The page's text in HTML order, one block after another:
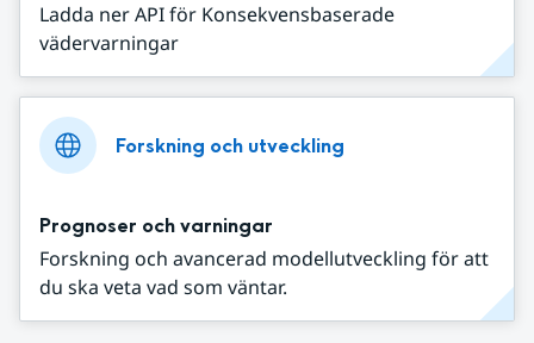
Ladda ner API för Konsekvensbaserade
vädervarningar
Forskning och utveckling
Prognoser och varningar
Forskning och avancerad modellutveckling för att
du ska veta vad som väntar.